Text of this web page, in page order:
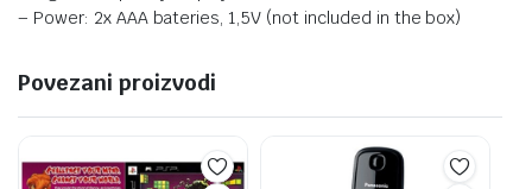
– Power: 2x AAA bateries, 1,5V (not included in the box)
Povezani proizvodi